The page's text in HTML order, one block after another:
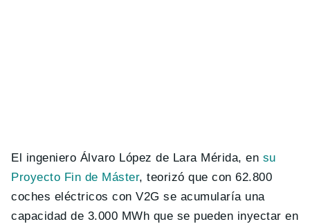
El ingeniero Álvaro López de Lara Mérida, en su
Proyecto Fin de Máster, teorizó que con 62.800
coches eléctricos con V2G se acumularía una
capacidad de 3.000 MWh que se pueden inyectar en